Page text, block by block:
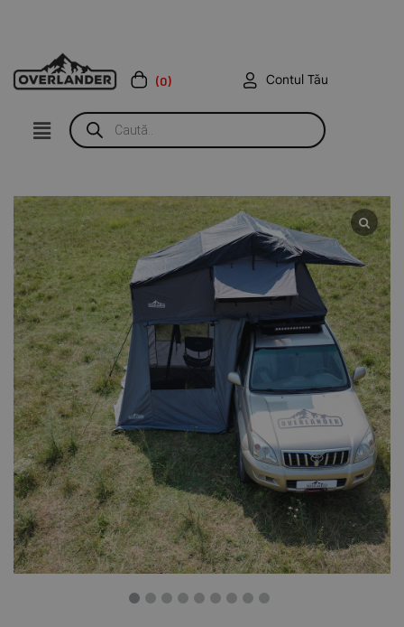
Contul Tău
(0)